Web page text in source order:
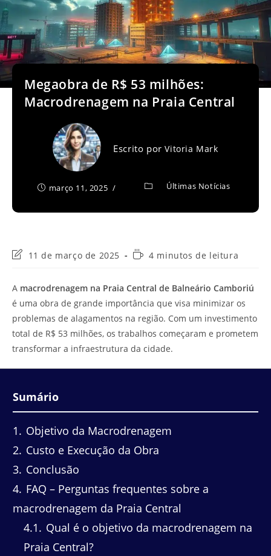
Megaobra de R$ 53 milhões:
Macrodrenagem na Praia Central
Escrito porVitoria Mark
março 11, 2025 Últimas Notícias
Última
post:
11 de março de 2025
Tempo4 minutos de leitura
A macrodrenagem na Praia Central de Balneário Camboriú
é uma obra de grande importância que visa minimizar os
problemas de alagamentos na região. Com um investimento
total de R$ 53 milhões, os trabalhos começaram e prometem
transformar a infraestrutura da cidade.
Sumário
1
Objetivo da Macrodrenagem
2 Custo e Execução da Obra
3 Conclusão
4 FAQ – Perguntas frequentes sobre a
macrodrenagem da Praia Central
4.1
Qual é o objetivo da macrodrenagem na
Praia Central?